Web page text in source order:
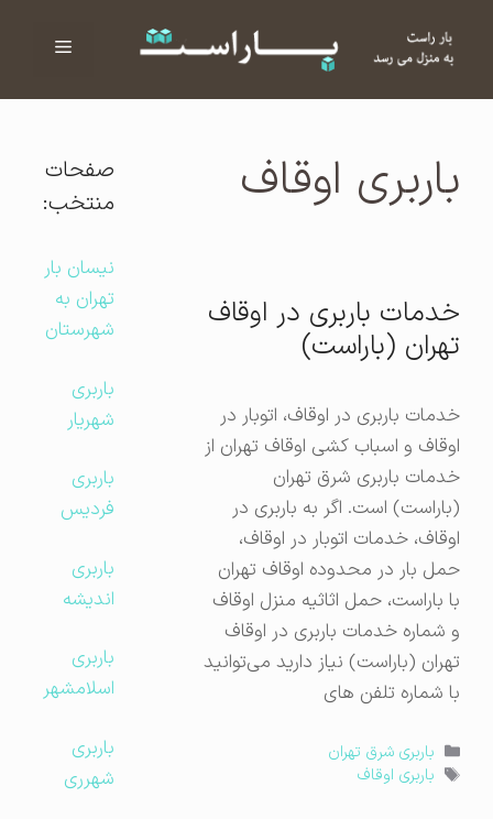
فهرست
باربری اوقاف
خدمات باربری در اوقاف
تهران (باراست)
خدمات باربری در اوقاف، اتوبار در
اوقاف و اسباب کشی اوقاف تهران از
خدمات باربری شرق تهران
(باراست) است. اگر به باربری در
اوقاف، خدمات اتوبار در اوقاف،
حمل بار در محدوده اوقاف تهران
با باراست، حمل اثاثیه منزل اوقاف
و شماره خدمات باربری در اوقاف
تهران (باراست) نیاز دارید می‌توانید
با شماره تلفن های
دسته‌ها
باربری شرق تهران
برچسب‌ها
باربری اوقاف
صفحات
منتخب:
نیسان بار
تهران به
شهرستان
باربری
شهریار
باربری
فردیس
باربری
اندیشه
باربری
اسلامشهر
باربری
شهرری